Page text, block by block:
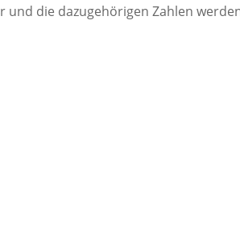
die dazugehörigen Zahlen